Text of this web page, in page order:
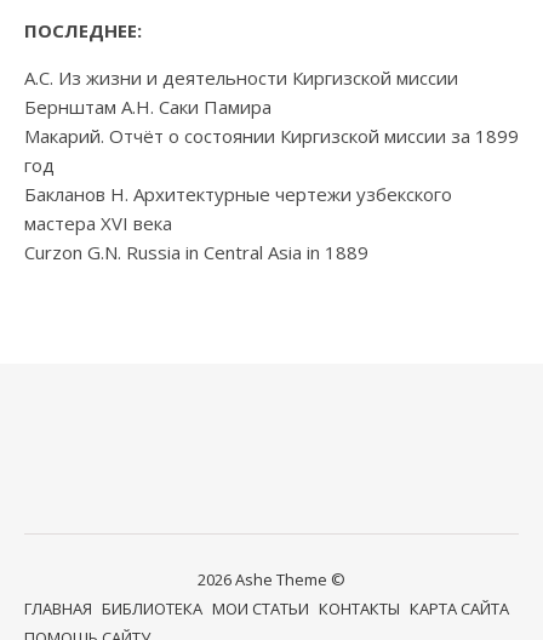
ПОСЛЕДНЕЕ:
А.С. Из жизни и деятельности Киргизской миссии
Бернштам А.Н. Саки Памира
Макарий. Отчёт о состоянии Киргизской миссии за 1899
год
Бакланов Н. Архитектурные чертежи узбекского
мастера XVI века
Curzon G.N. Russia in Central Asia in 1889
2026 Ashe Theme ©
ГЛАВНАЯ БИБЛИОТЕКА МОИ СТАТЬИ КОНТАКТЫ КАРТА САЙТА